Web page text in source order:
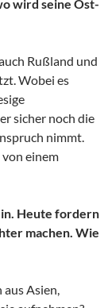
wird seine Ost-
Rußland und
Wobei es
sicher noch die
nimmt.
einem
Heute fordern
machen. Wie
Asien,